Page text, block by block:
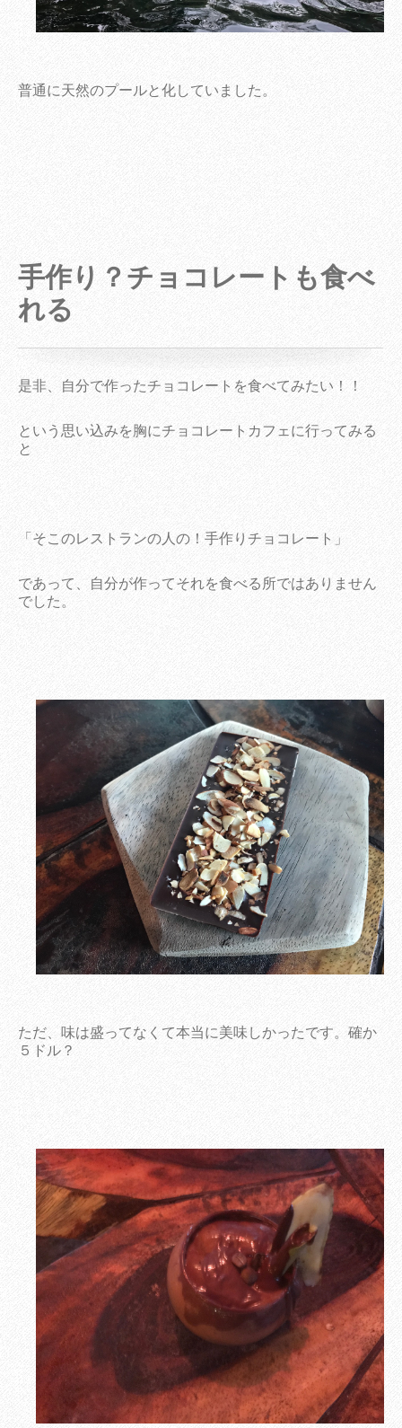
普通に天然のプールと化していました。
手作り？チョコレートも食べ
れる
是非、自分で作ったチョコレートを食べてみたい！！
という思い込みを胸にチョコレートカフェに行ってみる
と
「そこのレストランの人の！手作りチョコレート」
であって、自分が作ってそれを食べる所ではありません
でした。
ただ、味は盛ってなくて本当に美味しかったです。確か
５ドル？